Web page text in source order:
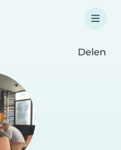
Delen